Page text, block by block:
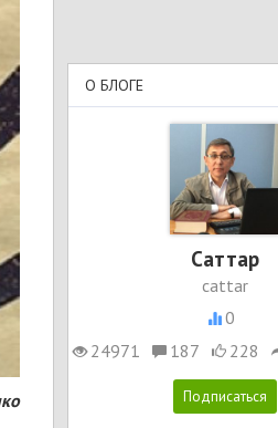
О БЛОГЕ
Cаттар
cattar
0
24971
187 228